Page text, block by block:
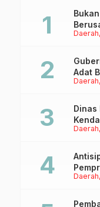
Daerah
Daerah
Adat
Daerah
Dinas
Daerah